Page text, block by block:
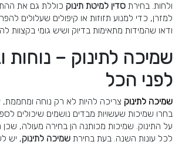
ולחות. בחירת סדין למיטת תינוק כוללת גם את
למזרן, כדי למנוע תזוזות או קיפולים שעלולים
ודאו שהמידות מתאימות בדיוק ושיש גומי בקצוות
שמיכה לתינוק – נוחות
לפני הכל
שמיכה לתינוק צריכה להיות לא רק נוחה
בחרו שמיכות שעשויות מבדים נושמים שיכולים
על התינוק. שמיכות מכותנה הן בחירה מעולה, שכן
לכל עונות השנה. בעת בחירת שמיכה לתינוק, יש